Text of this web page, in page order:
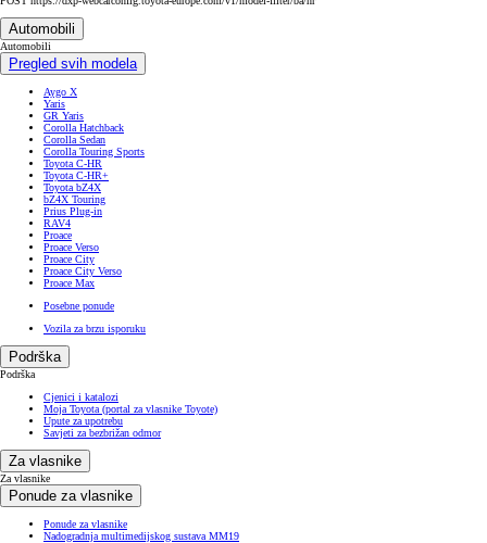
Automobili
Automobili
Pregled svih modela
Aygo X
Yaris
GR Yaris
Corolla Hatchback
Corolla Sedan
Corolla Touring Sports
Toyota C-HR
Toyota C-HR+
Toyota bZ4X
bZ4X Touring
Prius Plug-in
RAV4
Proace
Proace Verso
Proace City
Proace City Verso
Proace Max
Posebne ponude
Vozila za brzu isporuku
Podrška
Podrška
Cjenici i katalozi
Moja Toyota (portal za vlasnike Toyote)
Upute za upotrebu
Savjeti za bezbrižan odmor
Za vlasnike
Za vlasnike
Ponude za vlasnike
Ponude za vlasnike
Nadogradnja multimedijskog sustava MM19